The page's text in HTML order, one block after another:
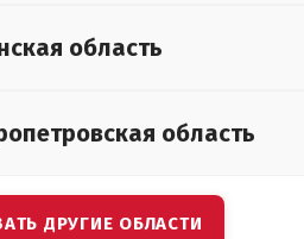
область
область
ДРУГИЕ ОБЛАСТИ